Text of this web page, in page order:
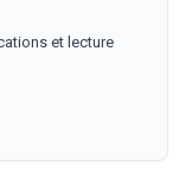
et lecture